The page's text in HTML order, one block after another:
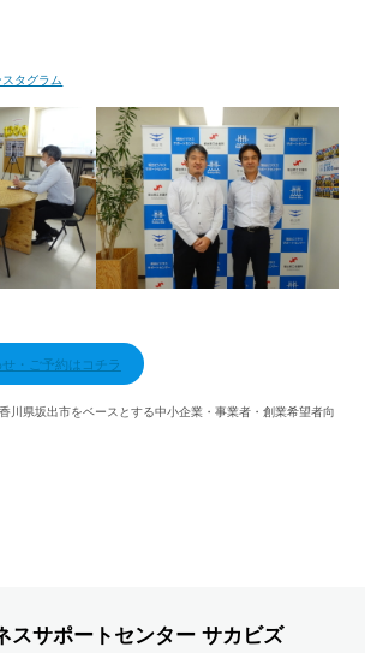
タグラム
・ご予約はコチラ
川県坂出市をベースとする中小企業・事業者・創業希望者向
スサポートセンター サカビズ